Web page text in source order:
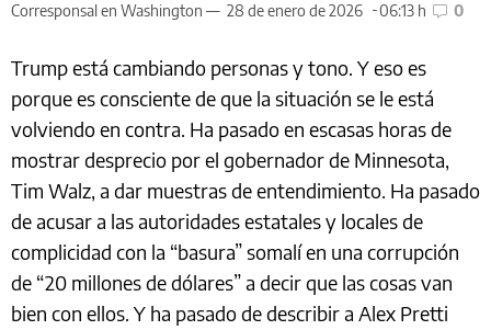
Corresponsal en Washington — 28 de enero de 2026 06:13 h 0
Trump está cambiando personas y tono. Y eso es
porque es consciente de que la situación se le está
volviendo en contra. Ha pasado en escasas horas de
mostrar desprecio por el gobernador de Minnesota,
Tim Walz, a dar muestras de entendimiento. Ha pasado
de acusar a las autoridades estatales y locales de
complicidad con la “basura” somalí en una corrupción
de “20 millones de dólares” a decir que las cosas van
bien con ellos. Y ha pasado de describir a Alex Pretti